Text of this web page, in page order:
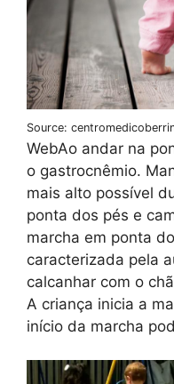
Source:
WebAo andar na
o gastrocnêmio.
mais alto possível
ponta dos pés e
marcha em ponta
caracterizada pela
calcanhar com o
A criança inicia a
início da marcha